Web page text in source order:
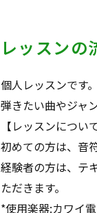
レッスンの
個人レッスンです
弾きたい曲やジャ
【レッスンについ
初めての方は、音
経験者の方は、テ
ただきます。
*使用楽器:カワイ